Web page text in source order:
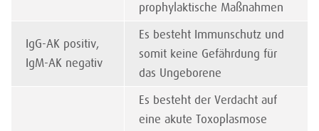
prophylaktische Maßnahmen
IgG-AK positiv,
IgM-AK negativ
Es besteht Immunschutz und
somit keine Gefährdung für
das Ungeborene
Es besteht der Verdacht auf
eine akute Toxoplasmose